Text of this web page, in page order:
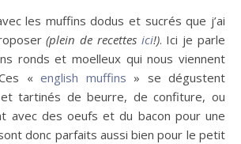
les muffins dodus et sucrés que j’ai
(plein de recettes ici!). Ici je parle
ronds et moelleux qui nous viennent
Ces «english muffins » se dégustent
tartinés de beurre, de confiture, ou
avec des oeufs et du bacon pour une
donc parfaits aussi bien pour le petit